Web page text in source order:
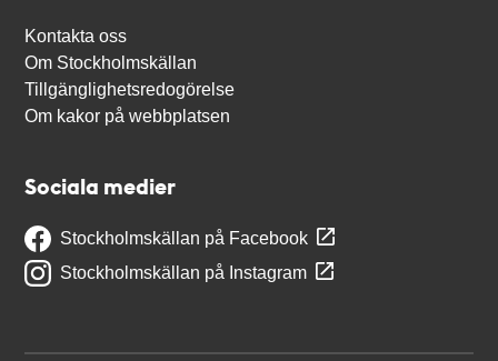
Kontakta oss
Om Stockholmskällan
Tillgänglighetsredogörelse
Om kakor på webbplatsen
Sociala medier
Stockholmskällan på Facebook
Stockholmskällan på Instagram